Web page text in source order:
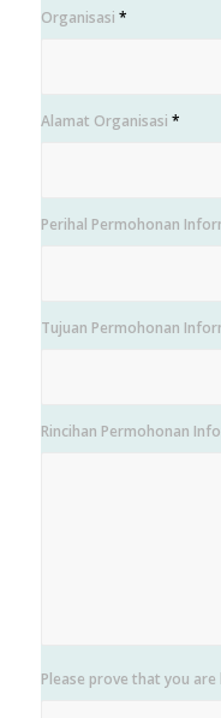
Organisasi *
Alamat Organisasi *
Perihal Permohonan
Tujuan Permohonan
Rincihan Permohonan
Please prove that you